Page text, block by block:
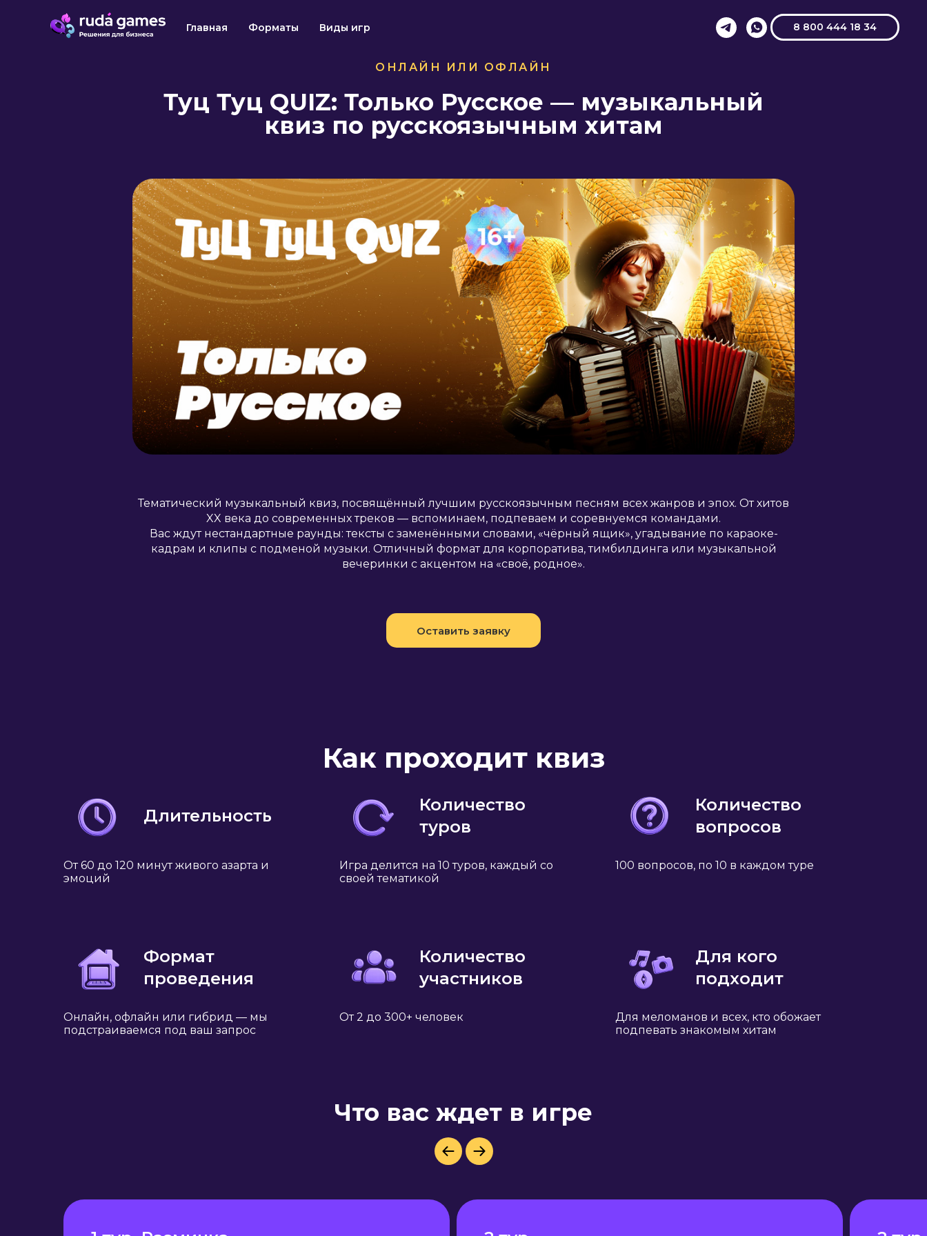
Главная Форматы Виды игр 8 800 444 18 34
ОНЛАЙН ИЛИ ОФЛАЙН
Туц Туц QUIZ: Только Русское — музыкальный
квиз по русскоязычным хитам
Тематический музыкальный квиз, посвящённый лучшим русскоязычным песням всех жанров и эпох. От хитов
XX века до современных треков — вспоминаем, подпеваем и соревнуемся командами.
Вас ждут нестандартные раунды: тексты с заменёнными словами, «чёрный ящик», угадывание по караоке-
кадрам и клипы с подменой музыки. Отличный формат для корпоратива, тимбилдинга или музыкальной
вечеринки с акцентом на «своё, родное».
Оставить заявку
Как проходит квиз
Длительность
От 60 до 120 минут живого азарта и
эмоций
Количество
туров
Игра делится на 10 туров, каждый со
своей тематикой
Количество
вопросов
100 вопросов, по 10 в каждом туре
Формат
проведения
Онлайн, офлайн или гибрид — мы
подстраиваемся под ваш запрос
Количество
участников
От 2 до 300+ человек
Для кого
подходит
Для меломанов и всех, кто обожает
подпевать знакомым хитам
Что вас ждет в игре